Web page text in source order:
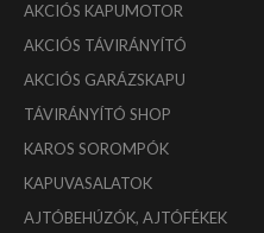
AKCIÓS KAPUMOTOR
AKCIÓS TÁVIRÁNYÍTÓ
AKCIÓS GARÁZSKAPU
TÁVIRÁNYÍTÓ SHOP
KAROS SOROMPÓK
KAPUVASALATOK
AJTÓBEHÚZÓK, AJTÓFÉKEK